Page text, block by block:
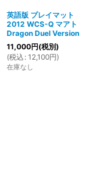
英語版 プレイマット
2012 WCS-Q マアト
Dragon Duel Version
11,000円(税別)
(税込 : 12,100円)
在庫なし